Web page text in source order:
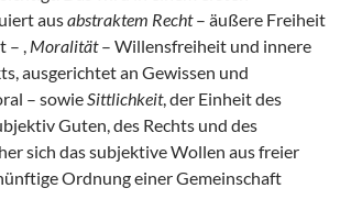
ausabstraktem Recht– äußere Freiheit
– , Moralität– Willensfreiheit und innere
ausgerichtet an Gewissen und
– sowieSittlichkeit, der Einheit des
Guten, des Rechts und des
sich das subjektive Wollen aus freier
Ordnung einer Gemeinschaft